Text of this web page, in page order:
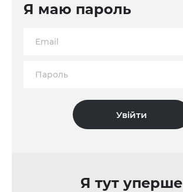
Я маю пароль
Я тут уперше